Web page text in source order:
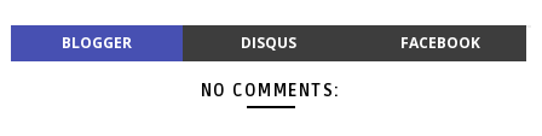
BLOGGER DISQUS FACEBOOK
NO COMMENTS: